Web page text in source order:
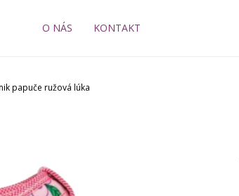
O NÁS KONTAKT
papuče ružová lúka